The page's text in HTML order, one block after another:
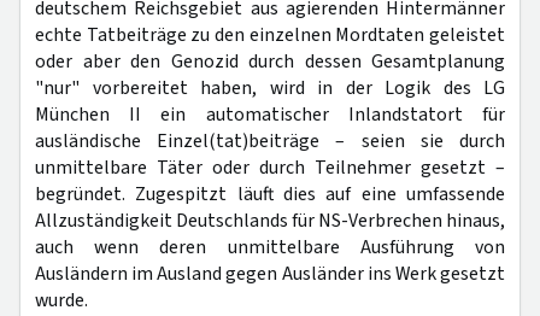
deutschem Reichsgebiet aus agierenden Hintermänner
echte Tatbeiträge zu den einzelnen Mordtaten geleistet
oder aber den Genozid durch dessen Gesamtplanung
"nur" vorbereitet haben, wird in der Logik des LG
München II ein automatischer Inlandstatort für
ausländische Einzel(tat)beiträge – seien sie durch
unmittelbare Täter oder durch Teilnehmer gesetzt –
begründet. Zugespitzt läuft dies auf eine umfassende
Allzuständigkeit Deutschlands für NS-Verbrechen hinaus,
auch wenn deren unmittelbare Ausführung von
Ausländern im Ausland gegen Ausländer ins Werk gesetzt
wurde.